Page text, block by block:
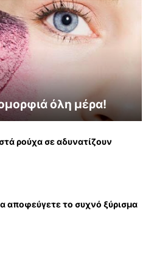
όλη μέρα!
ρούχα σε αδυνατίζουν
αποφεύγετε το συχνό ξύρισμα